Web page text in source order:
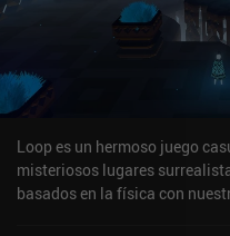
Loop es un hermoso juego
misteriosos lugares
basados en la física con